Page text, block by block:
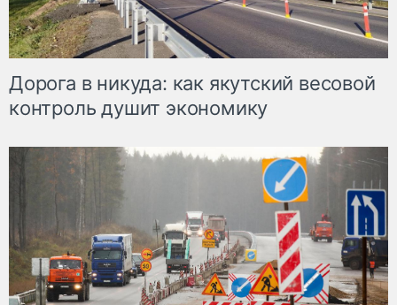
Дорога в никуда: как якутский весовой
контроль душит экономику